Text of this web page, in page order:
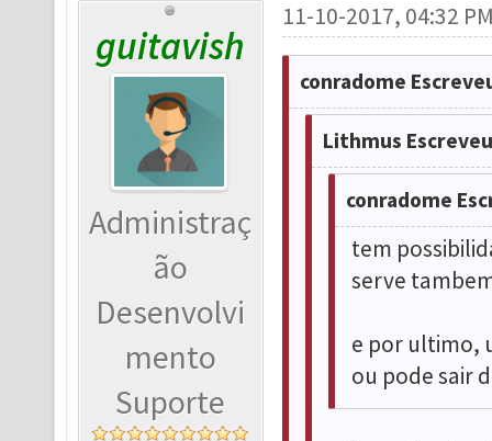
guitavish
Administraç
ão
Desenvolvi
mento
Suporte
11-10-2017, 04:32
conradome
Lithmus
conradome
tem
serve
e por ultimo,
ou pode sair